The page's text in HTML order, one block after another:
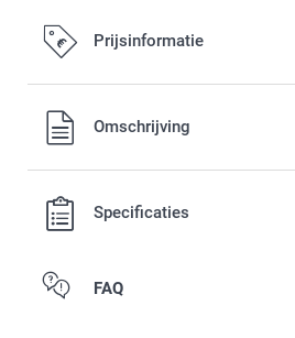
Bewaar je boek in deze
presentatiedoos
9,99 / stuk
Prijsinformatie
Alle prijzen zijn in EURO (€)
verzendkosten.Omschrijving
Specificaties
FAQ